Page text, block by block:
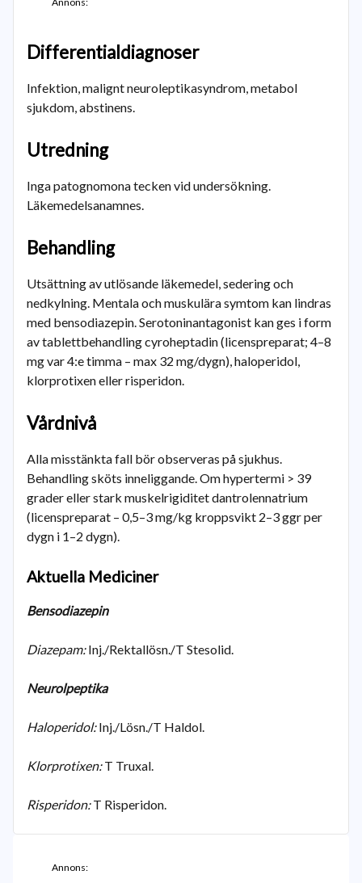
Differentialdiagnoser
Infektion, malignt neuroleptikasyndrom, metabol
sjukdom, abstinens.
Utredning
Inga patognomona tecken vid undersökning.
Läkemedelsanamnes.
Behandling
Utsättning av utlösande läkemedel, sedering och
nedkylning. Mentala och muskulära symtom kan lindras
med bensodiazepin. Serotoninantagonist kan ges i form
av tablettbehandling cyroheptadin (licenspreparat; 4–8
mg var 4:e timma – max 32 mg/dygn), haloperidol,
klorprotixen eller risperidon.
Vårdnivå
Alla misstänkta fall bör observeras på sjukhus.
Behandling sköts inneliggande. Om hypertermi > 39
grader eller stark muskelrigiditet dantrolennatrium
(licenspreparat – 0,5–3 mg/kg kroppsvikt 2–3 ggr per
dygn i 1–2 dygn).
Aktuella Mediciner
Bensodiazepin
Diazepam:Inj./Rektallösn./T Stesolid.
Neurolpeptika
Haloperidol:Inj./Lösn./T Haldol.
Klorprotixen:T Truxal.
Risperidon:T Risperidon.
Annons: